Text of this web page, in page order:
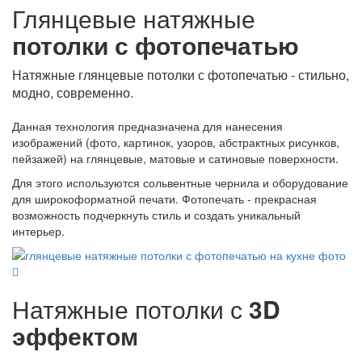
Глянцевые натяжные
потолки с фотопечатью
Натяжные глянцевые потолки с фотопечатью - стильно,
модно, современно.
Данная технология предназначена для нанесения
изображений (фото, картинок, узоров, абстрактных рисунков,
пейзажей) на глянцевые, матовые и сатиновые поверхности.
Для этого используются сольвентные чернила и оборудование
для широкоформатной печати. Фотопечать - прекрасная
возможность подчеркнуть стиль и создать уникальный
интерьер.
Натяжные потолки с 3D
эффектом